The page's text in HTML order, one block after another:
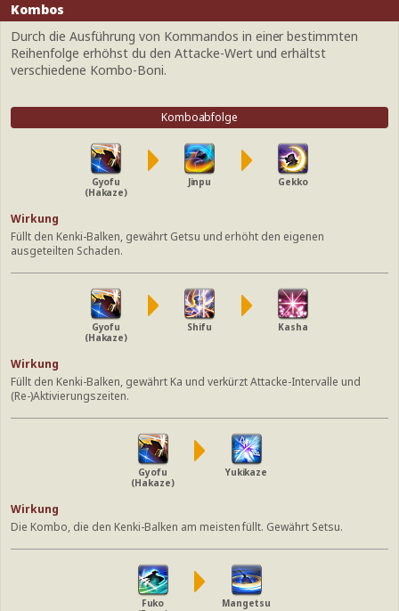
Kombos
Durch die Ausführung von Kommandos in einer bestimmten
Reihenfolge erhöhst du den Attacke-Wert und erhältst
verschiedene Kombo-Boni.
Komboabfolge
Gyofu
(Hakaze)
Jinpu Gekko
Wirkung
Füllt den Kenki-Balken, gewährt Getsu und erhöht den eigenen
ausgeteilten Schaden.
Gyofu
(Hakaze)
Shifu Kasha
Wirkung
Füllt den Kenki-Balken, gewährt Ka und verkürzt Attacke-Intervalle und
(Re-)Aktivierungszeiten.
Gyofu
(Hakaze)
Yukikaze
Wirkung
Die Kombo, die den Kenki-Balken am meisten füllt. Gewährt Setsu.
Fuko
Mangetsu